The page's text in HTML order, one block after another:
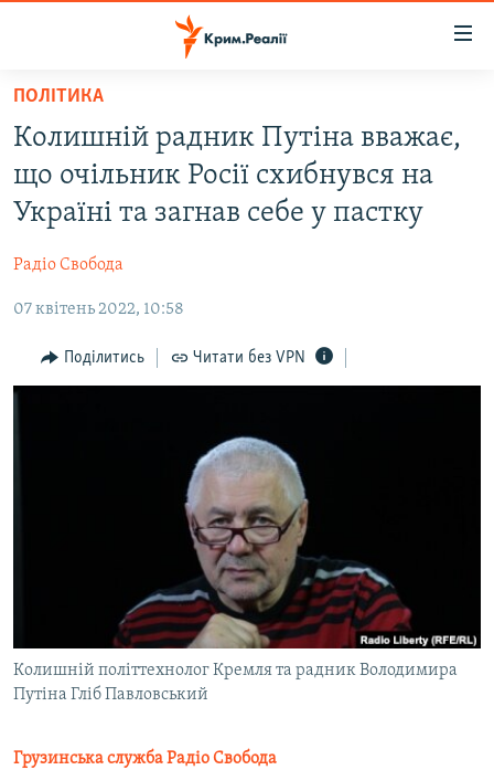
Перейти
основного
матеріалу
Перейти
до
основної
Перейти
пошуку
ВІДЕО ТА ФОТО
БЛОГИ
ПОГЛЯД
ІНТЕРВ'Ю
УКРАЇНСЬКА ПРОБЛЕМА КРИМУ
ІНФОГРАФІКА
ЯК ОБІЙТИ БЛОКУВАННЯ
ПОЛІТИКА
Колишній радник Путіна вважає,
що очільник Росії схибнувся на
Україні та загнав себе у пастку
Радіо Свобода
07 квітень 2022, 10:58
Поділитись Читати без VPN
Колишній політтехнолог Кремля та радник Володимира
Путіна Гліб Павловський
Грузинська служба Радіо Свобода